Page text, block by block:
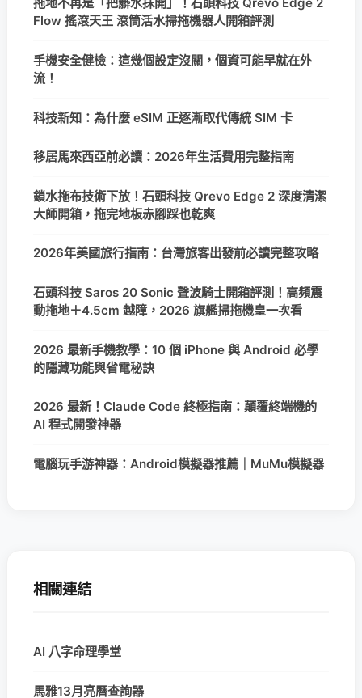
拖地不再是「把髒水抹開」！石頭科技 Qrevo Edge 2
Flow 搖滾天王 滾筒活水掃拖機器人開箱評測
手機安全健檢：這幾個設定沒關，個資可能早就在外
流！
科技新知：為什麼 eSIM 正逐漸取代傳統 SIM 卡
移居馬來西亞前必讀：2026年生活費用完整指南
鎖水拖布技術下放！石頭科技 Qrevo Edge 2 深度清潔
大師開箱，拖完地板赤腳踩也乾爽
2026年美國旅行指南：台灣旅客出發前必讀完整攻略
石頭科技 Saros 20 Sonic 聲波騎士開箱評測！高頻震
動拖地＋4.5cm 越障，2026 旗艦掃拖機皇一次看
2026 最新手機教學：10 個 iPhone 與 Android 必學
的隱藏功能與省電秘訣
2026 最新！Claude Code 終極指南：顛覆終端機的
AI 程式開發神器
電腦玩手游神器：Android模擬器推薦｜MuMu模擬器
相關連結
AI 八字命理學堂
馬雅13月亮曆查詢器